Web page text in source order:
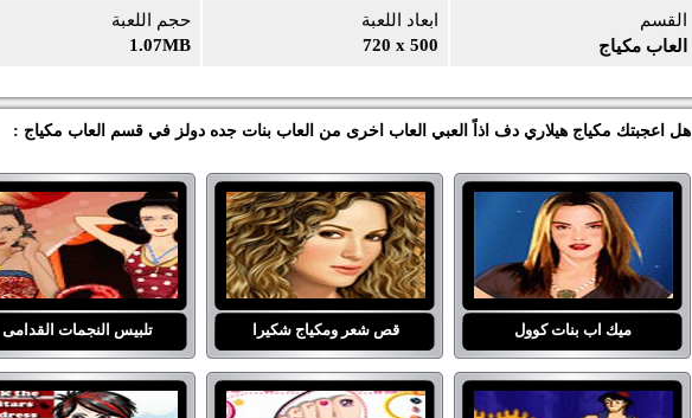
حجم اللعبة
1.07MB
ابعاد اللعبة
720 x 500
القسم
العاب مكياج
هل اعجبتك مكياج هيلاري دف اذاً العبي العاب اخرى من العاب بنات جده دولز في قسم العاب مكياج :
ميك اب بنات كوول قص شعر ومكياج شكيرا تلبيس النجمات القدامى